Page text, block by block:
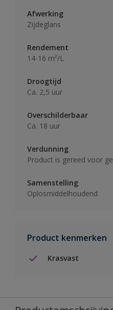
Afwerking
Zijdeglans
Rendement
14-16 m²/L
Droogtijd
Ca. 2,5 uur
Overschilderbaar
Ca. 18 uur
Verdunning
Product is gereed voor
Samenstelling
Oplosmiddelhoudend
Product kenmerken
Krasvast